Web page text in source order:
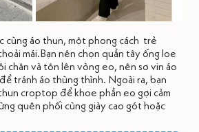
cùng áo thun, một phong cách trẻ
mái.Bạn nên chọn quần tây ống loe
chân và tôn lên vòng eo, nên sơ vin áo
tránh áo thùng thình. Ngoài ra, bạn
croptop để khoe phần eo gợi cảm
quên phối cùng giày cao gót hoặc